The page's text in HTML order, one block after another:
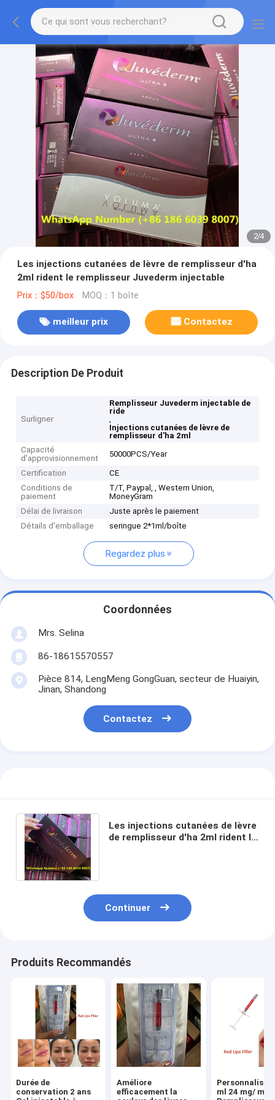
2/4
Les injections cutanées de lèvre de remplisseur d'ha
2ml rident le remplisseur Juvederm injectable
Prix：$50/box MOQ：1 boîte
meilleur prix Contactez
Description De Produit
Surligner
Remplisseur Juvederm injectable de
ride
,
Injections cutanées de lèvre de
remplisseur d'ha 2ml
Capacité
d'approvisionnement
50000PCS/Year
Certification
CE
Conditions de
paiement
T/T, Paypal, , Western Union,
MoneyGram
Délai de livraison
Juste après le paiement
Détails d'emballage
seringue 2*1ml/boîte
Regardez plus
Coordonnées
Mrs. Selina
86-18615570557
Pièce 814, LengMeng GongGuan, secteur de Huaiyin,
Jinan, Shandong
Contactez
Les injections cutanées de lèvre
de remplisseur d'ha 2ml rident le
Continuer
Produits Recommandés
Durée de
conservation 2 ans
Améliore
efficacement la
ml 24 mg/ ml